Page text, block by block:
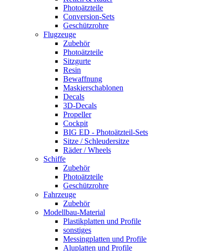
Photoätzteile
Conversion-Sets
Geschützrohre
Flugzeuge
Zubehör
Photoätzteile
Sitzgurte
Resin
Bewaffnung
Maskierschablonen
Decals
3D-Decals
Propeller
Cockpit
BIG ED - Photoätzteil-Sets
Sitze / Schleudersitze
Räder / Wheels
Schiffe
Zubehör
Photoätzteile
Geschützrohre
Fahrzeuge
Zubehör
Modellbau-Material
Plastikplatten und Profile
sonstiges
Messingplatten und Profile
Aluplatten und Profile